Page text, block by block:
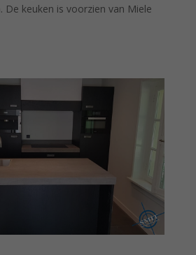
De keuken is voorzien van Miele